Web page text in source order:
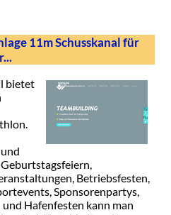
11m Schusskanal für
bietet
Betriebsfesten,
Sponsorenpartys,
Hafenfesten kann man